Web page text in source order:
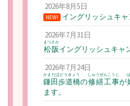
2026年8月5日
NEW!
イングリッシュキ
2026年7月31日
松阪
まつさか
イングリッシュキ
2026年7月24日
鎌田歩道橋
かまだほどうきょう
の修繕工事
しゅうぜんこうじ
が
ます。